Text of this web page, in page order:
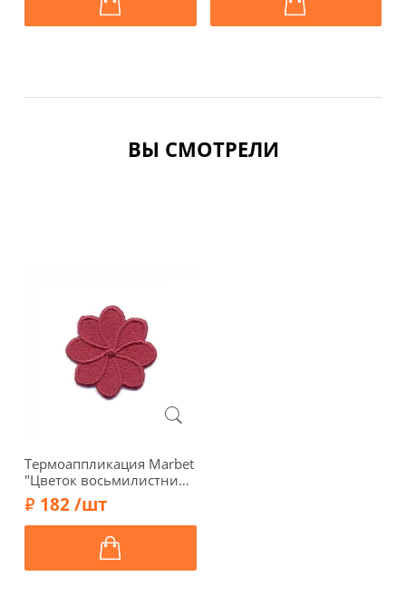
ВЫ СМОТРЕЛИ
Термоаппликация Marbet
"Цветок восьмилистник",
3 х 3 см, бордовый,
569205.T
182 /шт